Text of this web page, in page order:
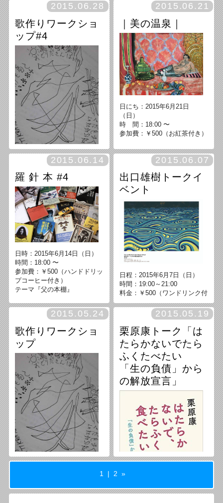
サネマツアキラ（ドラム、電
子機器）
小瀬泉（ピアノ、声）
中村勇治（バスクラリネッ
ト） 期日：2015年7月5日
時間：19時開場、19時半開演
料金：無料（1ドリンクのオー
ダーをお願いいたします）
第一回：2015年7月4日（土曜
日）開場18時 開演19時 入
場料2500円（1drinkつき）
お問合せ・ご予約：izm@as-t
etra.info または colorrecords@
gmail.com
2015.06.28
歌作りワークショ
ップ#4
2015年9月20日（日曜日）15:0
0 - 18:00
料金 1800円
定員 8名程度（申込制）
2015.06.21
｜美の温泉｜
日にち：2015年6月21日
（日）
時 間：18:00 〜
参加費：￥500（お紅茶付き）
2015.06.14
羅 針 本 #4
日時：2015年6月14日（日）
時間：18:00 〜
参加費：￥500（ハンドドリッ
プコーヒー付き）
テーマ『父の本棚』
2015.06.07
出口雄樹トークイ
ベント
日程：2015年6月7日（日）
時間：19:00～21:00
料金：￥500（ワンドリンク付
き）
定員：30名
2015.05.24
歌作りワークショ
ップ
2015年5月24日（日曜日）15:0
2015.05.19
栗原康トーク「は
たらかないでたら
ふくたべたい
「生の負債」から
の解放宣言」
1 | 2 »